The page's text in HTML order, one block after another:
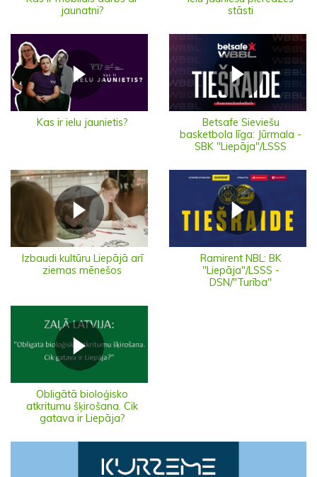
jaunatni?
stāsti
Kas ir ielu jaunietis?
Betsafe Sieviešu
basketbola līga: Jūrmala -
SBK "Liepāja"/LSSS
Izbaudi kultūru Liepājā arī
ziemas mēnešos
Ramirent NBL: BK
"Liepāja"/LSSS -
DSN/"Turība"
Obligātā bioloģisko
atkritumu šķirošana. Cik
gatava ir Liepāja?